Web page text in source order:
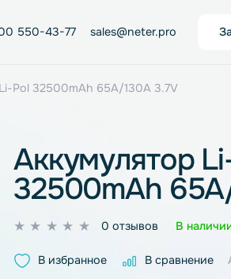
8 800 550-43-77
Li-Pol 32500mAh 65A/130A
0